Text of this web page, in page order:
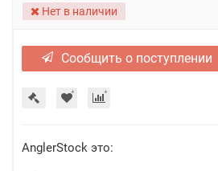
Нет в наличии
Сообщить о поступлении
AnglerStock это: